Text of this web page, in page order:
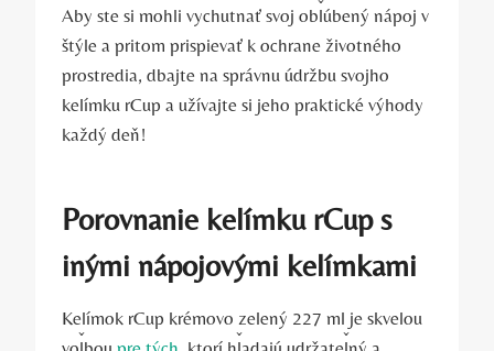
Aby ste si mohli vychutnať svoj obľúbený nápoj v
štýle a pritom prispievať k ochrane životného
prostredia, dbajte na správnu údržbu svojho
kelímku rCup a užívajte si jeho praktické výhody
každý deň!
Porovnanie kelímku rCup s
inými nápojovými kelímkami
Kelímok rCup krémovo zelený 227 ml je skvelou